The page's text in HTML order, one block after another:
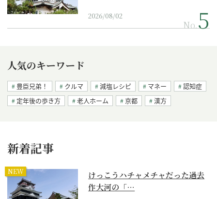
2026/08/02
No.
人気のキーワード
豊臣兄弟！ クルマ 減塩レシピ マネー
認知症
定年後の歩き方
老人ホーム 京都 漢方
新着記事
NEW
けっこうハチャメチャだった過去
作大河の「…